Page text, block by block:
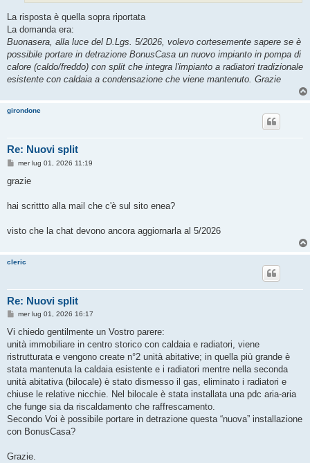
La risposta è quella sopra riportata
La domanda era:
Buonasera, alla luce del D.Lgs. 5/2026, volevo cortesemente sapere se è
possibile portare in detrazione BonusCasa un nuovo impianto in pompa di
calore (caldo/freddo) con split che integra l'impianto a radiatori tradizionale
esistente con caldaia a condensazione che viene mantenuto. Grazie​ ​​
girondone
Re: Nuovi split
M
s
g
o
mer lug 01, 2026 11:19
grazie
hai scrittto alla mail che c'è sul sito enea?
visto che la chat devono ancora aggiornarla al 5/2026
cleric
Re: Nuovi split
M
s
a
g
i
o
mer lug 01, 2026 16:17
Vi chiedo gentilmente un Vostro parere:
unità immobiliare in centro storico con caldaia e radiatori, viene
ristrutturata e vengono create n°2 unità abitative; in quella più grande è
stata mantenuta la caldaia esistente e i radiatori mentre nella seconda
unità abitativa (bilocale) è stato dismesso il gas, eliminato i radiatori e
chiuse le relative nicchie. Nel bilocale è stata installata una pdc aria-aria
che funge sia da riscaldamento che raffrescamento.
Secondo Voi è possibile portare in detrazione questa “nuova” installazione
con BonusCasa?
Grazie.